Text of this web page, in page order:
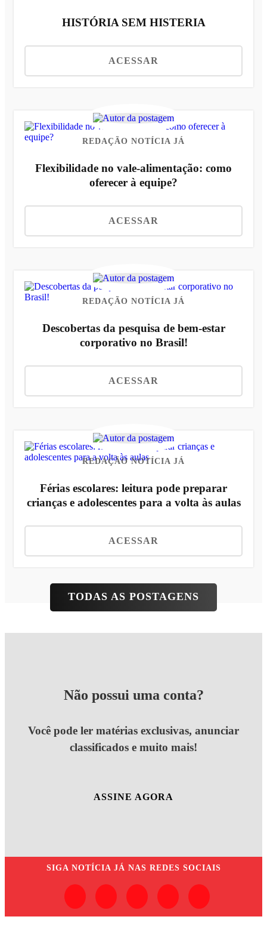
HISTÓRIA SEM HISTERIA
ACESSAR
REDAÇÃO NOTÍCIA JÁ
Flexibilidade no vale-alimentação: como
oferecer à equipe?
ACESSAR
REDAÇÃO NOTÍCIA JÁ
Descobertas da pesquisa de bem-estar
corporativo no Brasil!
ACESSAR
REDAÇÃO NOTÍCIA JÁ
Férias escolares: leitura pode preparar
crianças e adolescentes para a volta às aulas
ACESSAR
TODAS AS POSTAGENS
Não possui uma conta?
Você pode ler matérias exclusivas, anunciar
classificados e muito mais!
ASSINE AGORA
SIGA NOTÍCIA JÁ NAS REDES SOCIAIS